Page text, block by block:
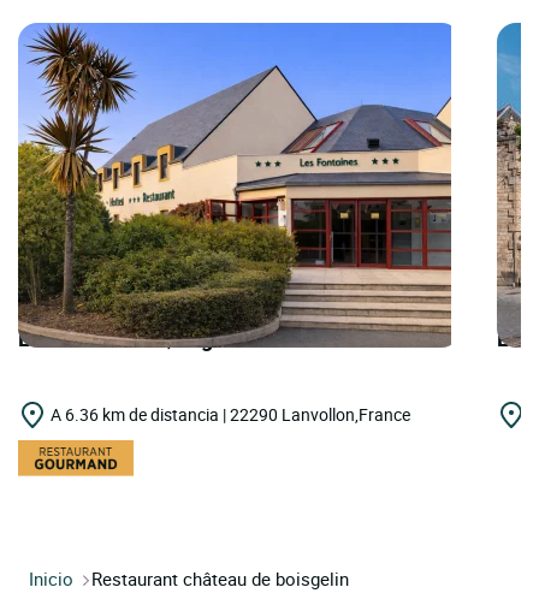
LOGIS HOTELS | Logis Hôtel les Fontaines
A 6.36 km de distancia | 22290 Lanvollon,France
Inicio Restaurant château de boisgelin